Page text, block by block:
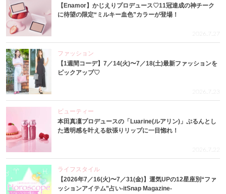
【Enamor】かじえりプロデュース♡11冠達成の神チーク
に待望の限定“ミルキー血色”カラーが登場！
2026.7.27
ファッション
【1週間コーデ】7／14(火)〜7／18(土)最新ファッションを
ピックアップ♡
2026.7.23
ビューティー
本田真凜プロデュースの「Luarine(ルアリン)」ぷるんとし
た透明感を叶える欲張りリップに一目惚れ！
2026.7.22
ライフスタイル
【2026年7／16(火)〜7／31(金)】運気UPの12星座別“ファ
ッションアイテム”占い-itSnap Magazine-